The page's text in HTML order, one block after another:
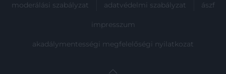
moderálási szabályzat adatvédelmi szabályzat ászf
impresszum
akadálymentességi megfelelőségi nyilatkozat